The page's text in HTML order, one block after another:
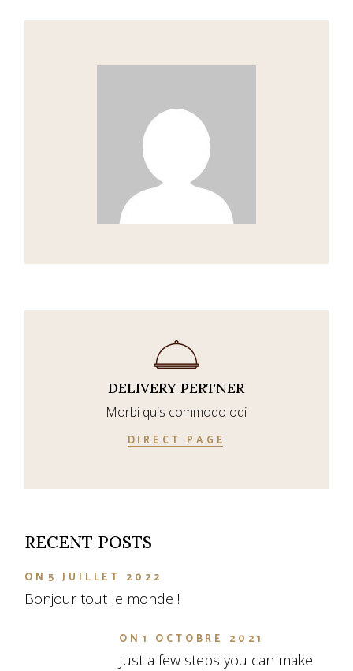
DELIVERY PERTNER
Morbi quis commodo odi
DIRECT PAGE
RECENT POSTS
ON 5 JUILLET 2022
Bonjour tout le monde !
ON 1 OCTOBRE 2021
Just a few steps you can make